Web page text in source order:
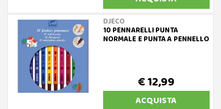
DJECO
10 PENNARELLI PUNTA
NORMALE E PUNTA A PENNELLO
€ 12,99
ACQUISTA